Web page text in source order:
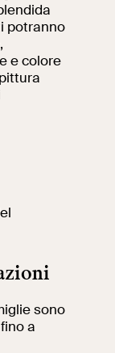
di Roma
potranno
e colore
sono
a